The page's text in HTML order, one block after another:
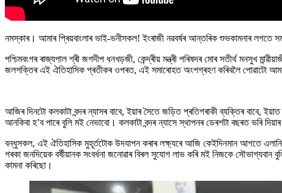
নমস্কাৰ। আমাৰ প্ৰিয়বাংলাৰ ভাই-ভনীসকল! ইংৰাজী নৱবৰ্ষৰ আন্তৰিক শুভকামনাৰ
পশ্চিমবংগৰ ৰাজ্যপাল শ্ৰী জগদীপ ধনখড়জী, কেন্দ্ৰীয় মন্ত্ৰী পৰিষদৰ মোৰ সতীৰ্থ মনসুখ
জলশক্তিৰ এই ঐতিহাসিক প্ৰতীকৰ ওপৰত, এই সমাৰোহত অংশগ্ৰহণ কৰিবলৈ পোৱাটো
আজিৰ দিনটো কলকাটা বন্দৰ ন্যাসৰ বাবে, ইয়াৰ সৈতে জড়িত প্ৰতিগৰাকী ব্যক্তিৰ বাবে,
আনকিবা হ’ব পাৰে বুলি মই নেভাবো। কলকাটা বন্দৰ ন্যাসে স্থাপনৰ ডেৰশটা বছৰত ভৰি
বন্ধুসকল, এই ঐতিহাসিক মুহূৰ্তটোক উদযাপন কৰাৰ লক্ষ্যৰে আজি কেইদিনমান আগতে এলানি
গৰকা জনদিয়েক বৰ্ষীয়ানক সংবৰ্ধনা জনোৱাৰ বিৰল সুযোগ লাভ কৰি মই নিজকে
কামনা কৰিছো।